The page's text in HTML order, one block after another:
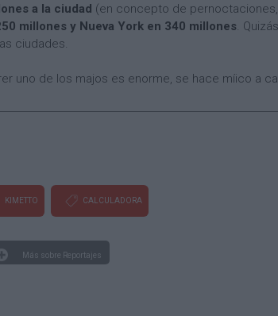
a la ciudad (en concepto de
millones y Nueva York en 340 millones.
ciudades.
uno de los majos es enorme, se hace míico a
KIMETTO CALCULADORA
Más sobre Reportajes